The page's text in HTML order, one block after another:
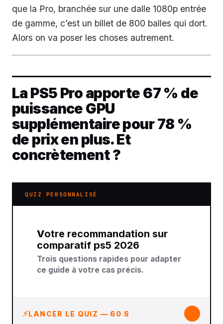
que la Pro, branchée sur une dalle 1080p entrée
de gamme, c’est un billet de 800 balles qui dort.
Alors on va poser les choses autrement.
La PS5 Pro apporte 67 % de
puissance GPU
supplémentaire pour 78 %
de prix en plus. Et
concrètement ?
QUIZ PERSONNALISÉ
Votre recommandation sur
comparatif ps5 2026
Trois questions rapides pour adapter
ce guide à votre cas précis.
LANCER LE QUIZ — 60 S